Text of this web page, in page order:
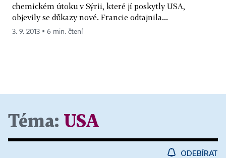
chemickém útoku v Sýrii, které jí poskytly USA,
objevily se důkazy nové. Francie odtajnila...
3. 9. 2013 ▪ 6 min. čtení
Téma: USA
ODEBÍRAT